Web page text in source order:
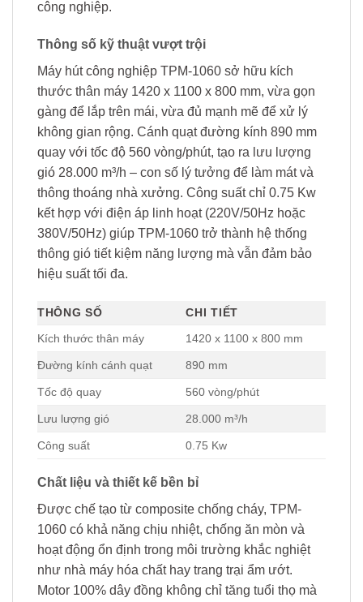
công nghiệp.
Thông số kỹ thuật vượt trội
Máy hút công nghiệp TPM-1060 sở hữu kích
thước thân máy 1420 x 1100 x 800 mm, vừa gọn
gàng để lắp trên mái, vừa đủ mạnh mẽ để xử lý
không gian rộng. Cánh quạt đường kính 890 mm
quay với tốc độ 560 vòng/phút, tạo ra lưu lượng
gió 28.000 m³/h – con số lý tưởng để làm mát và
thông thoáng nhà xưởng. Công suất chỉ 0.75 Kw
kết hợp với điện áp linh hoạt (220V/50Hz hoặc
380V/50Hz) giúp TPM-1060 trở thành hệ thống
thông gió tiết kiệm năng lượng mà vẫn đảm bảo
hiệu suất tối đa.
THÔNG SỐ
CHI TIẾT
Kích thước thân máy
1420 x 1100 x 800 mm
Đường kính cánh quạt 890 mm
Tốc độ quay 560 vòng/phút
Lưu lượng gió 28.000 m³/h
Công suất 0.75 Kw
Chất liệu và thiết kế bền bỉ
Được chế tạo từ composite chống cháy, TPM-
1060 có khả năng chịu nhiệt, chống ăn mòn và
hoạt động ổn định trong môi trường khắc nghiệt
như nhà máy hóa chất hay trang trại ẩm ướt.
Motor 100% dây đồng không chỉ tăng tuổi thọ mà